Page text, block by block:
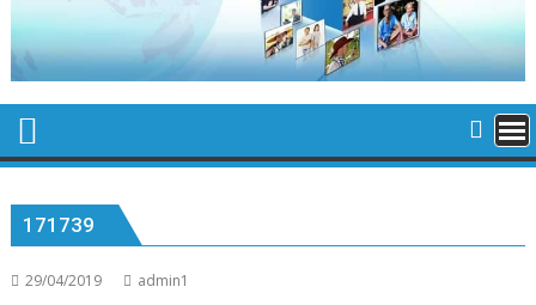
171739
29/04/2019 admin1